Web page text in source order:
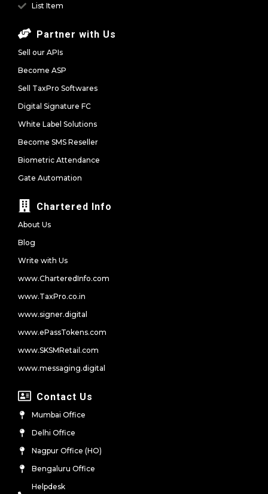
List Item
Partner with Us
Sell our APIs
Become ASP
Sell TaxPro Softwares
Digital Signature FC
White Label Solutions
Become SMS Reseller
Biometric Attendance
Gate Automation
Chartered Info
About Us
Blog
Write with Us
www.CharteredInfo.com
www.TaxPro.co.in
www.signer.digital
www.ePassTokens.com
www.SKSMRetail.com
www.messaging.digital
Contact Us
Mumbai Office
Delhi Office
Nagpur Office (HO)
Bengaluru Office
Helpdesk